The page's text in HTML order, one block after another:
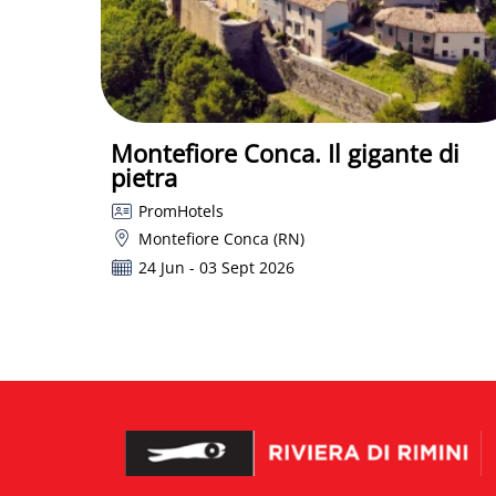
Montefiore Conca. Il gigante di
pietra
PromHotels
Montefiore Conca (RN)
24 Jun - 03 Sept 2026